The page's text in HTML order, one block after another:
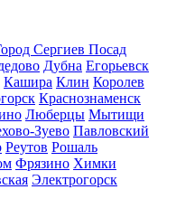
Сергиев Посад
Дубна Егорьевск
Кашира Клин Королев
Краснознаменск
Люберцы Мытищи
Зуево Павловский
Реутов Рошаль
Фрязино Химки
Электрогорск